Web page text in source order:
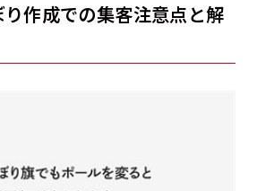
作成での集客注意点と解